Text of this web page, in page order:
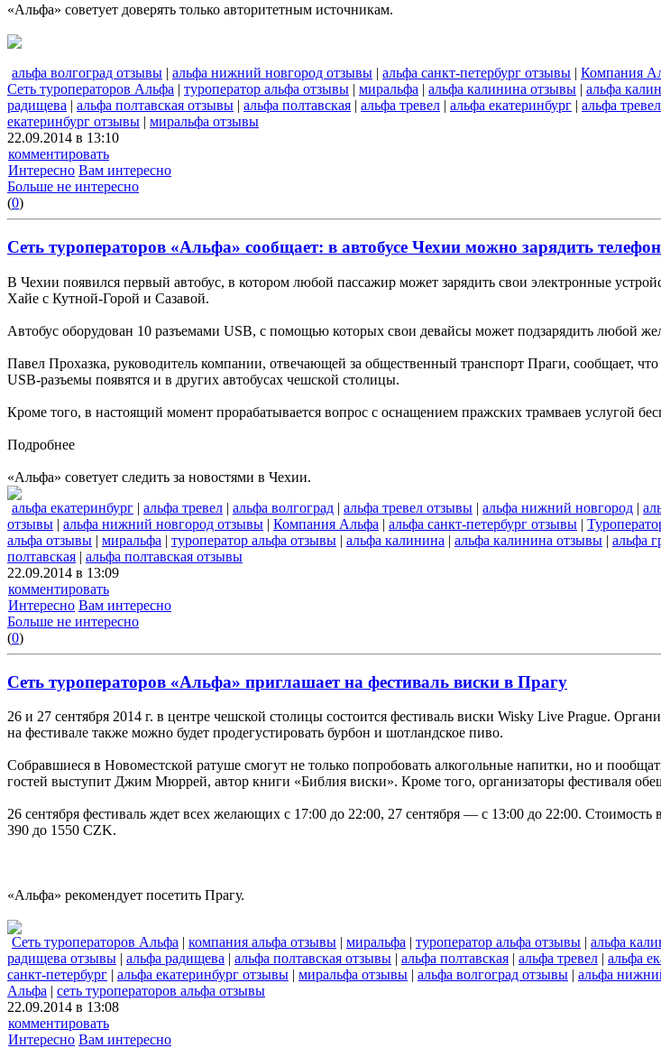
«Альфа» советует доверять только авторитетным источникам.
альфа волгоград отзывы | альфа нижний новгород отзывы | альфа санкт-петербург отзывы | Компания
Сеть туроператоров Альфа | туроператор альфа отзывы | миральфа | альфа калинина отзывы | альфа
радищева | альфа полтавская отзывы | альфа полтавская | альфа тревел | альфа екатеринбург | альфа
екатеринбург отзывы | миральфа отзывы
22.09.2014 в 13:10
комментировать
Интересно Вам интересно
Больше не интересно
(0)
Сеть туроператоров «Альфа» сообщает: в автобусе Чехии можно зарядить
В Чехии появился первый автобус, в котором любой пассажир может зарядить свои электронные
Хайе с Кутной-Горой и Сазавой.
Автобус оборудован 10 разъемами USB, с помощью которых свои девайсы может подзарядить любой
Павел Прохазка, руководитель компании, отвечающей за общественный транспорт Праги, сообщает,
USB-разъемы появятся и в других автобусах чешской столицы.
Кроме того, в настоящий момент прорабатывается вопрос с оснащением пражских трамваев услугой
Подробнее
«Альфа» советует следить за новостями в Чехии.
альфа екатеринбург | альфа тревел | альфа волгоград | альфа тревел отзывы | альфа нижний новгород |
отзывы | альфа нижний новгород отзывы | Компания Альфа | альфа санкт-петербург отзывы |
альфа отзывы | миральфа | туроператор альфа отзывы | альфа калинина | альфа калинина отзывы | альфа
полтавская | альфа полтавская отзывы
22.09.2014 в 13:09
комментировать
Интересно Вам интересно
Больше не интересно
(0)
Сеть туроператоров «Альфа» приглашает на фестиваль виски в Прагу
26 и 27 сентября 2014 г. в центре чешской столицы состоится фестиваль виски Wisky Live Prague.
на фестивале также можно будет продегустировать бурбон и шотландское пиво.
Собравшиеся в Новоместской ратуше смогут не только попробовать алкогольные напитки, но и
гостей выступит Джим Мюррей, автор книги «Библия виски». Кроме того, организаторы фестиваля
26 сентября фестиваль ждет всех желающих с 17:00 до 22:00, 27 сентября — с 13:00 до 22:00.
390 до 1550 CZK.
«Альфа» рекомендует посетить Прагу.
Сеть туроператоров Альфа | компания альфа отзывы | миральфа | туроператор альфа отзывы | альфа
радищева отзывы | альфа радищева | альфа полтавская отзывы | альфа полтавская | альфа тревел | альфа
санкт-петербург | альфа екатеринбург отзывы | миральфа отзывы | альфа волгоград отзывы | альфа
Альфа | сеть туроператоров альфа отзывы
22.09.2014 в 13:08
комментировать
Интересно Вам интересно